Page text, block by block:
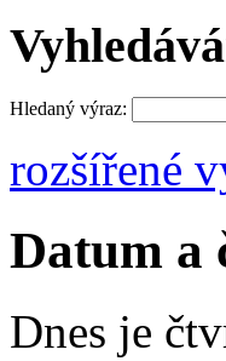
Hledaný výraz:
rozšířené
Datum a
Dnes je